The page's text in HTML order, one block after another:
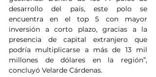
desarrollo del país, este polo se
encuentra en el top 5 con mayor
inversión a corto plazo, gracias a la
presencia de capital extranjero que
podría multiplicarse a más de 13 mil
millones de dólares en la región”,
concluyó Velarde Cárdenas.